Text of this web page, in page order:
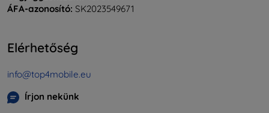
ÁFA-azonosító: SK2023549671
Elérhetőség
info@top4mobile.eu
Írjon nekünk